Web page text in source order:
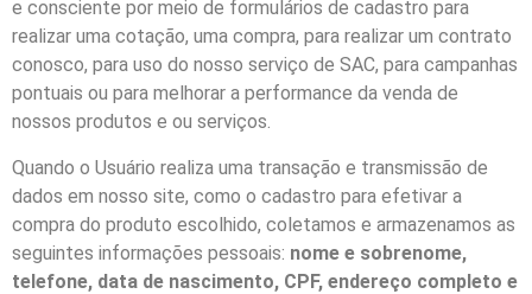
e consciente por meio de formulários de cadastro para
realizar uma cotação, uma compra, para realizar um contrato
conosco, para uso do nosso serviço de SAC, para campanhas
pontuais ou para melhorar a performance da venda de
nossos produtos e ou serviços.
Quando o Usuário realiza uma transação e transmissão de
dados em nosso site, como o cadastro para efetivar a
compra do produto escolhido, coletamos e armazenamos as
seguintes informações pessoais: nome e sobrenome,
telefone, data de nascimento, CPF, endereço completo e